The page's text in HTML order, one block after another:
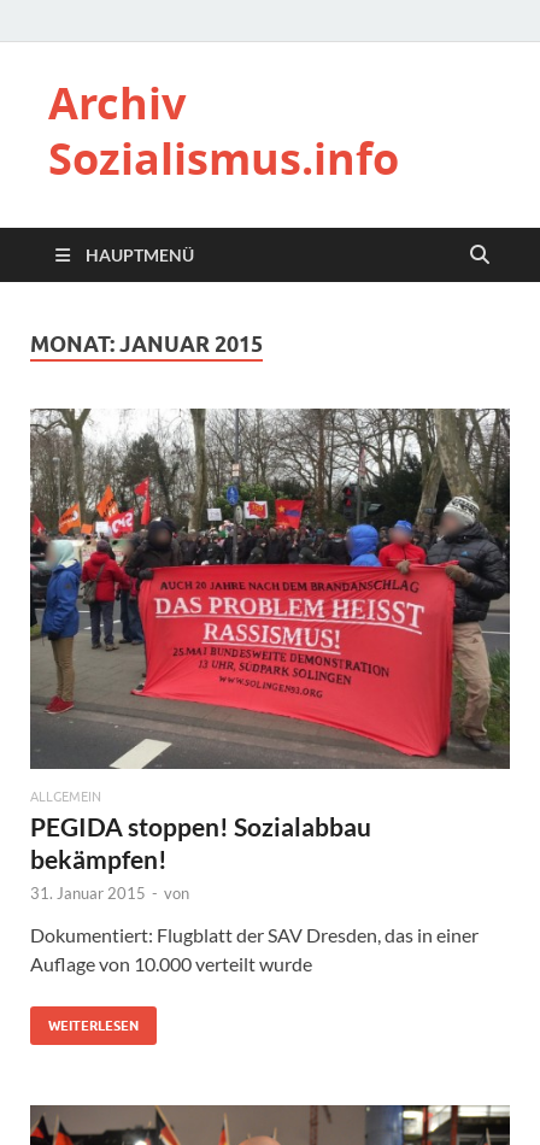
Archiv
Sozialismus.info
HAUPTMENÜ
MONAT:JANUAR 2015
ALLGEMEIN
PEGIDA stoppen! Sozialabbau
bekämpfen!
31. Januar 2015 - von
Dokumentiert: Flugblatt der SAV Dresden, das in einer
Auflage von 10.000 verteilt wurde
WEITERLESEN